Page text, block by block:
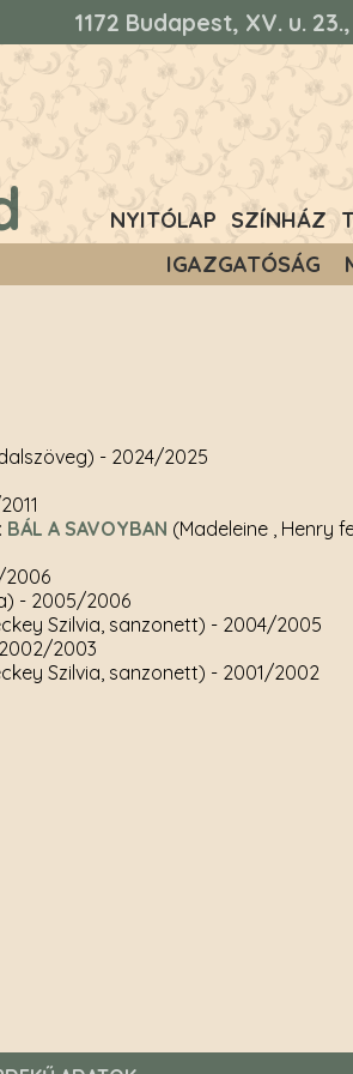
1172 Budapest, XV. u.
NYITÓLAP SZÍNHÁZ
IGAZGATÓSÁG
- 2024/2025
BÁL A SAVOYBAN (Madeleine , Henry
- 2005/2006
Szilvia, sanzonett) - 2004/2005
2003
Szilvia, sanzonett) - 2001/2002